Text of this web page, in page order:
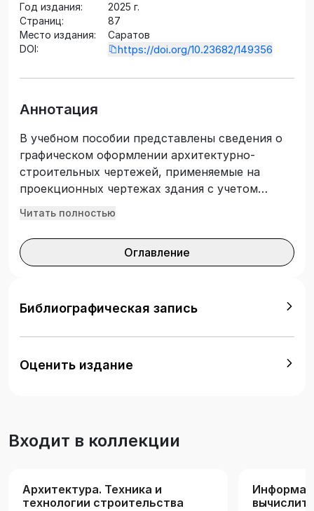
Год издания:
2025 г.
Страниц:
87
Место издания:
Саратов
DOI:
https://doi.org/10.23682/149356
Аннотация
В учебном пособии представлены сведения о
графическом оформлении архитектурно-
строительных чертежей, применяемые на
проекционных чертежах здания с учетом
требований государственных стандартов РФ.
элементах, типах и схемах зданий, а также
поэтапные практические рекомендации по
программы AutoCAD. Учебное пособие
группы специальностей и профессий среднего
профессионального образования «Техника и
технологии строительства», изучающих
Читать полностью
Оглавление
Библиографическая запись
Оценить издание
Входит в коллекции
Архитектура. Техника и
технологии строительства